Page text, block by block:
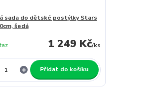
sada do dětské postýlky Stars
šedá
1 249 Kč/ks
Přidat do košíku